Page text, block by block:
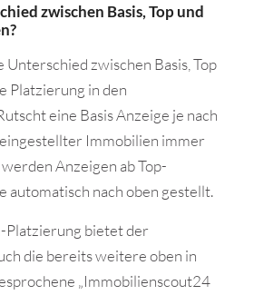
zwischen Basis, Top und
zwischen Basis, Top
Platzierung in den
eine Basis Anzeige je nach
Immobilien immer
Anzeigen ab Top-
automatisch nach oben gestellt.
Platzierung bietet der
die bereits weitere oben in
„Immobilienscout24